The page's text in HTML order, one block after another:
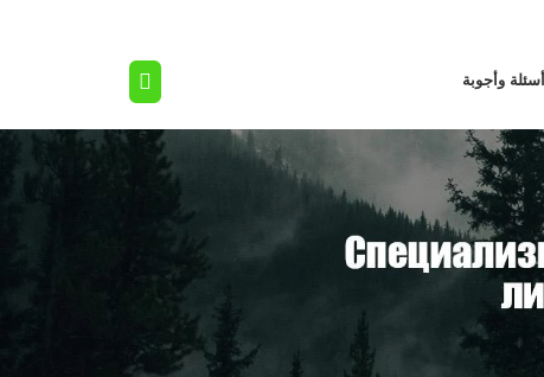
أسئلة وأجوبة